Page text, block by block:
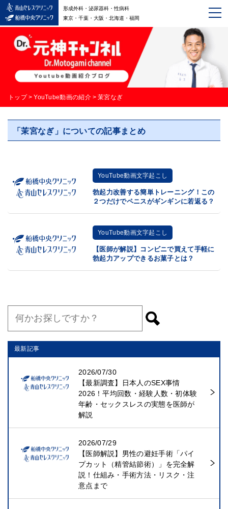
形成外科・泌尿器科・性病科
東京・千葉・大阪・北海道・福岡
トップ > YouTube動画の紹介 > 茉宮なぎ
「茉宮なぎ」についての記事まとめ
YouTube動画文字起こし
勃起力改善する簡単トレーニング！この
２つだけでペニスがギンギンに若返る？
YouTube動画文字起こし
【医師が解説】コンビニで買えて手軽に
勃起力アップできるお菓子とは？
最新記事
2026/07/30
【最新調査】日本人のSEX事情
2026！平均回数・経験人数・初体験
年齢・セックスレスの実態を医師が
解説
2026/07/29
【医師解説】男性の避妊手術「パイ
プカット（精管結節術）」を完全解
説！仕組み・手術方法・リスク・注
意点まで